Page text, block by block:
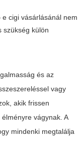
e cigi vásárlásánál nem
szükség külön
és az
vagy
akik frissen
vágynak. A
mindenki megtalálja